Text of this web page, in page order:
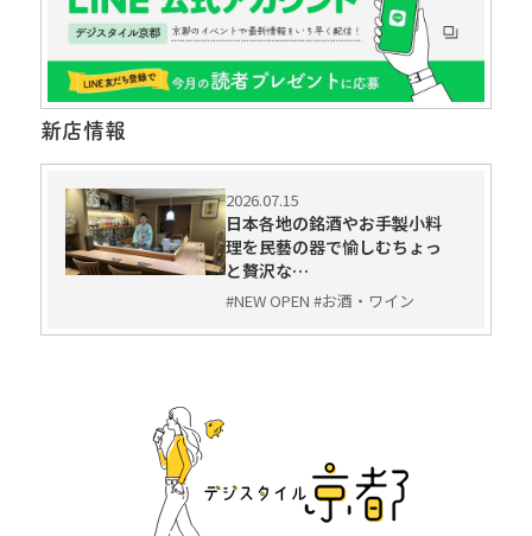
新店情報
2026.07.15
日本各地の銘酒やお手製小料
理を民藝の器で愉しむちょっ
と贅沢な…
#NEW OPEN #お酒・ワイン